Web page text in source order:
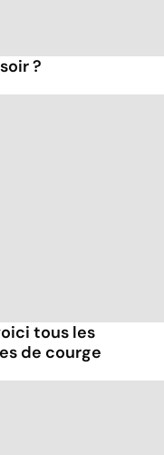
?
tous les
de courge